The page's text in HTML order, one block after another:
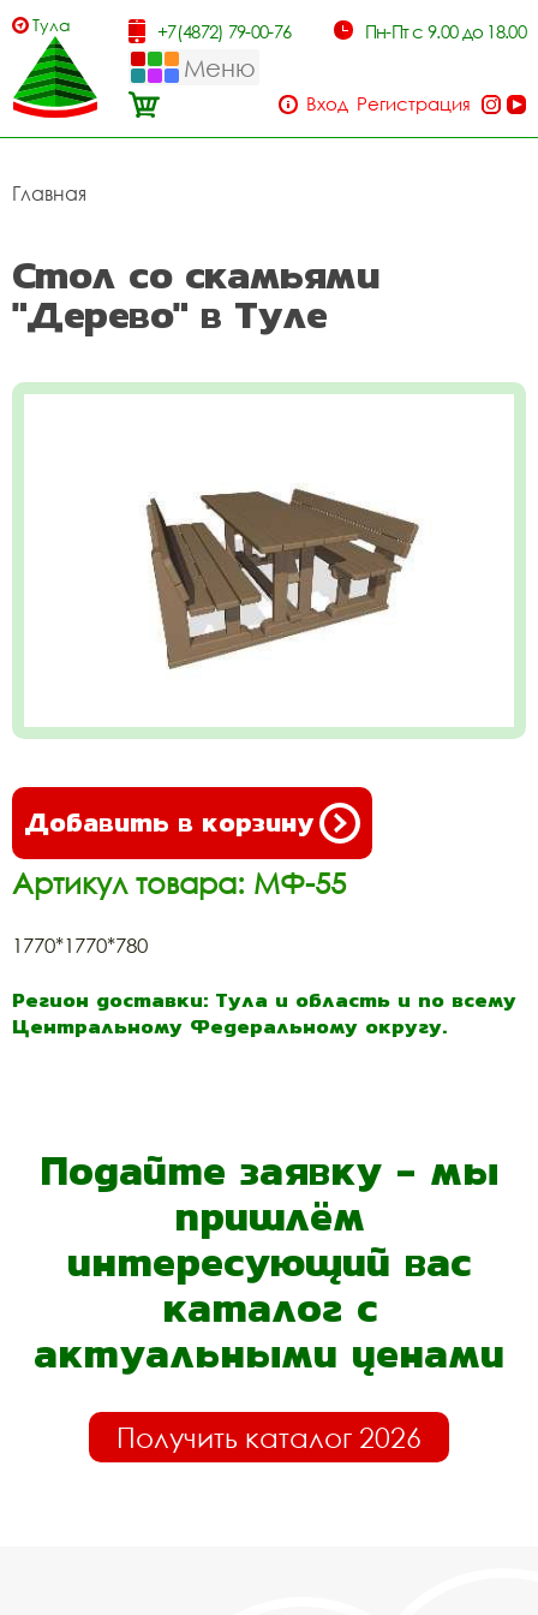
Тула +7(4872) 79-00-76 Пн-Пт с 9.00 до 18.00
Меню
Вход Регистрация
Главная
Стол со скамьями
"Дерево" в Туле
Добавить в корзину
Артикул товара: МФ-55
1770*1770*780
Регион доставки: Тула и область и по всему
Центральному Федеральному округу.
Подайте заявку - мы
пришлём
интересующий вас
каталог с
актуальными ценами
Получить каталог 2026